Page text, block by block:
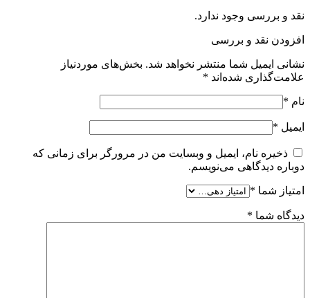
نقد و بررسی وجود ندارد.
افزودن نقد و بررسی
نشانی ایمیل شما منتشر نخواهد شد. بخش‌های موردنیاز
علامت‌گذاری شده‌اند *
نام *
ایمیل *
ذخیره نام، ایمیل و وبسایت من در مرورگر برای زمانی که
دوباره دیدگاهی می‌نویسم.
امتیاز شما *
دیدگاه شما *